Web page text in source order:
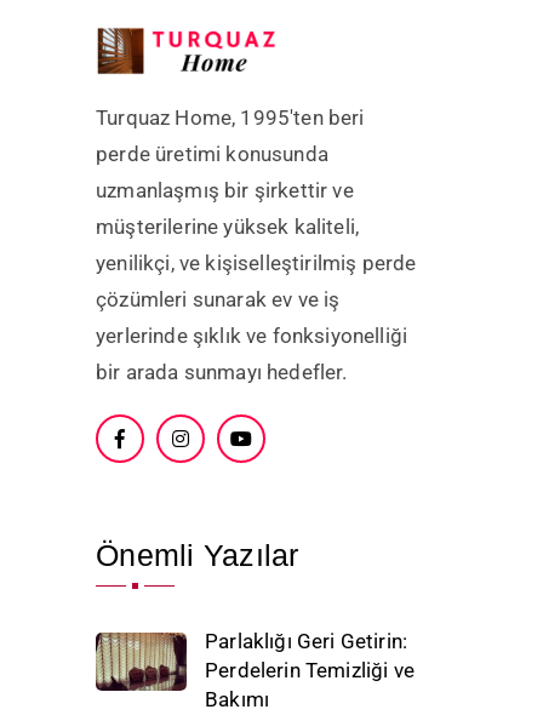
Turquaz Home, 1995'ten beri
perde üretimi konusunda
uzmanlaşmış bir şirkettir ve
müşterilerine yüksek kaliteli,
yenilikçi, ve kişiselleştirilmiş perde
çözümleri sunarak ev ve iş
yerlerinde şıklık ve fonksiyonelliği
bir arada sunmayı hedefler.
Önemli Yazılar
Parlaklığı Geri Getirin:
Perdelerin Temizliği ve
Bakımı